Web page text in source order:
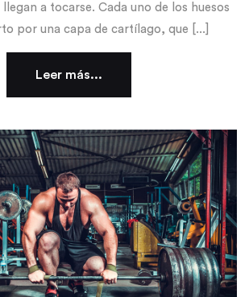
a tocarse. Cada uno de los huesos
por una capa de cartílago, que [...]
Leer más...